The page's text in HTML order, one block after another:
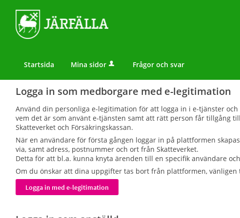
Startsida Mina sidor Frågor och svar
Logga in som medborgare med e-legitimation
Använd din personliga e-legitimation för att logga in i e-tjänster
vem det är som använt e-tjänsten samt att rätt person får tillgång
Skatteverket och Försäkringskassan.
När en användare för första gången loggar in på plattformen
via, samt adress, postnummer och ort från Skatteverket.
Detta för att bl.a. kunna knyta ärenden till en specifik användare
Om du önskar att dina uppgifter tas bort från plattformen, vänligen